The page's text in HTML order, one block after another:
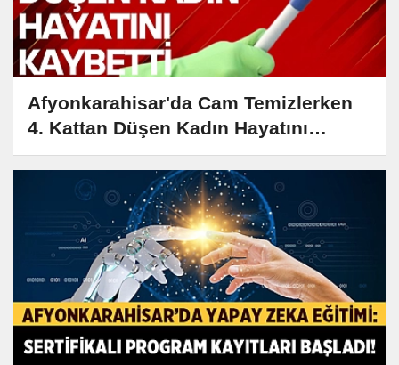
Afyonkarahisar'da Cam Temizlerken
4. Kattan Düşen Kadın Hayatını
Kaybetti